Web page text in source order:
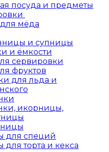
посуда и предметы
мёда
и супницы
и ёмкости
сервировки
фруктов
для льда и
икорницы,
для специй
для торта и кекса